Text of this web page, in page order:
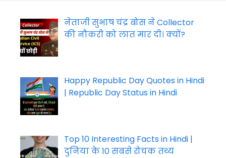
नेताजी सुभाष चंद्र बोस ने Collector
की नौकरी को लात मार दी। क्यों?
Happy Republic Day Quotes in Hindi
| Republic Day Status in Hindi
Top 10 Interesting Facts in Hindi |
दुनिया के 10 सबसे रोचक तथ्य